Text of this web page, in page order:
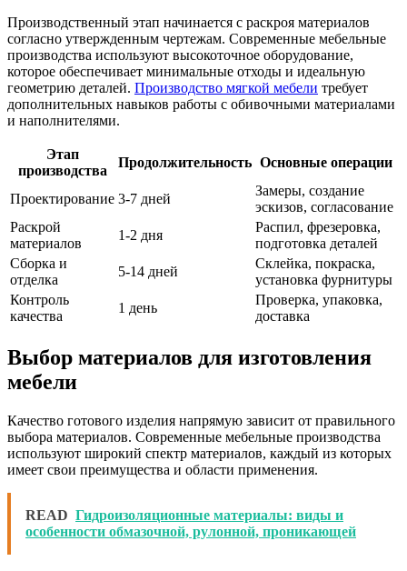
Производственный этап начинается с раскроя материалов
согласно утвержденным чертежам. Современные мебельные
производства используют высокоточное оборудование,
которое обеспечивает минимальные отходы и идеальную
геометрию деталей. Производство мягкой мебели требует
дополнительных навыков работы с обивочными материалами
и наполнителями.
Этап
производства
Продолжительность Основные операции
Проектирование 3-7 дней
Замеры, создание
эскизов, согласование
Раскрой
материалов
1-2 дня
Распил, фрезеровка,
подготовка деталей
Сборка и
отделка
5-14 дней
Склейка, покраска,
установка фурнитуры
Контроль
качества
1 день
Проверка, упаковка,
доставка
Выбор материалов для изготовления
мебели
Качество готового изделия напрямую зависит от правильного
выбора материалов. Современные мебельные производства
используют широкий спектр материалов, каждый из которых
имеет свои преимущества и области применения.
READ Гидроизоляционные материалы: виды и
особенности обмазочной, рулонной, проникающей